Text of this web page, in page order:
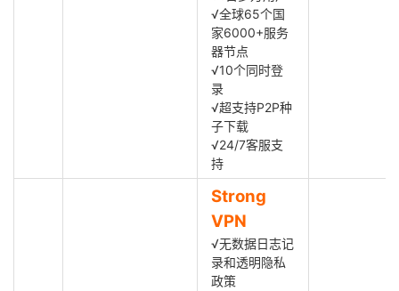
√全球65个国
家6000+服务
器节点
√10个同时登
录
√超支持P2P种
子下载
√24/7客服支
持
Strong
VPN
√无数据日志记
录和透明隐私
政策